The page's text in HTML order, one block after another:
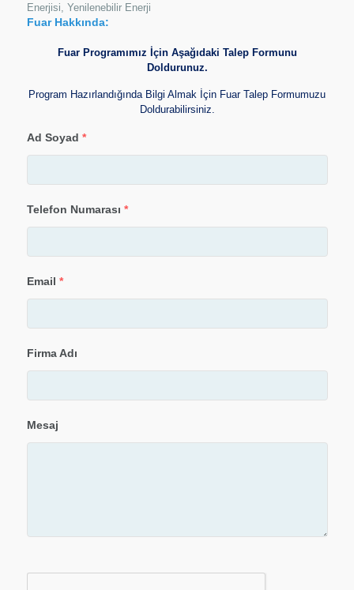
Enerjisi, Yenilenebilir Enerji
Fuar Hakkında:
Fuar Programımız İçin Aşağıdaki Talep Formunu
Doldurunuz.
Program Hazırlandığında Bilgi Almak İçin Fuar Talep Formumuzu
Doldurabilirsiniz.
Ad Soyad *
Telefon Numarası *
Email *
Firma Adı
Mesaj